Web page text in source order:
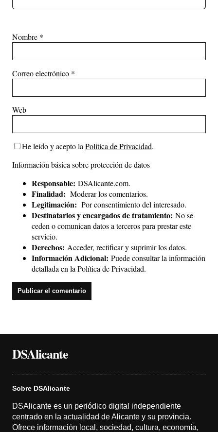
Nombre *
Correo electrónico *
Web
He leído y acepto la Política de Privacidad.
Información básica sobre protección de datos
Responsable: DSAlicante.com.
Finalidad: Moderar los comentarios.
Legitimación: Por consentimiento del interesado.
Destinatarios y encargados de tratamiento: No se
ceden o comunican datos a terceros para prestar este
servicio.
Derechos: Acceder, rectificar y suprimir los datos.
Información Adicional: Puede consultar la información
detallada en la Política de Privacidad.
DSAlicante
Sobre DSAlicante
DSAlicante es un periódico digital independiente
centrado en la actualidad de Alicante y su provincia.
Ofrece información local, sociedad, cultura, economía,